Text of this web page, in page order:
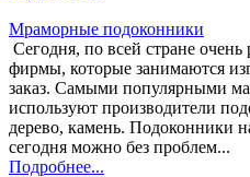
Мраморные подоконники
Сегодня, по всей стране
фирмы, которые занимаются
заказ. Самыми популярными
используют производители
дерево, камень. Подоконники
сегодня можно без проблем...
Подробнее...